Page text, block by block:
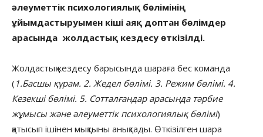
әлеуметтік психологиялық бөлімінің
ұйымдастыруымен кіші аяқ доптан бөлімдер
арасында жолдастық кездесу өткізілді.
Жолдастық кездесу барысында шараға бес команда
( 1.Басшы құрам. 2. Жедел бөлімі. 3. Режим бөлімі. 4.
Кезекші бөлімі. 5. Сотталғандар арасында тәрбие
жұмысы және әлеуметтік психологиялық бөлімі)
қатысып ішінен мықтыны анықтады. Өткізілген шара